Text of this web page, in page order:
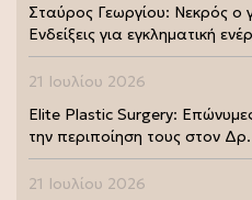
Σταύρος Γεωργίου: Νεκρός ο
Ενδείξεις για εγκληματική
21 Ιουλίου 2026
Elite Plastic Surgery:
την περιποίηση τους στον
21 Ιουλίου 2026